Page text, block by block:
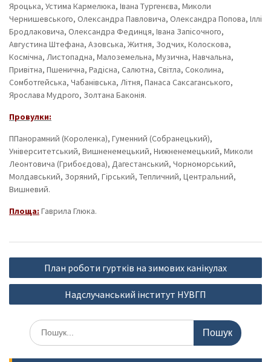
Яроцька, Устима Кармелюка, Івана Тургенєва, Миколи
Чернишевського, Олександра Павловича, Олександра Попова, Іллі
Бродлаковича, Олександра Фединця, Івана Запісочного,
Августина Штефана, Азовська, Житня, Зодчих, Колоскова,
Космічна, Листопадна, Малоземельна, Музична, Навчальна,
Привітна, Пшенична, Радісна, Салютна, Світла, Соколина,
Сомботгейська, Чабанівська, Літня, Панаса Саксаганського,
Ярослава Мудрого, Золтана Баконія.
Провулки:
ППанорамний (Короленка), Гуменний (Собранецький),
Університетський, Вишненемецький, Нижненемецький, Миколи
Леонтовича (Грибоєдова), Дагестанський, Чорноморський,
Молдавський, Зоряний, Гірський, Тепличний, Центральний,
Вишневий.
Площа: Гаврила Глюка.
Навігація
записів
План роботи гуртків на зимових канікулах
Надслучанський інститут НУВГП
Шукати: